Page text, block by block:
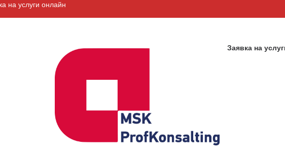
на услуги онлайн
Заявка на